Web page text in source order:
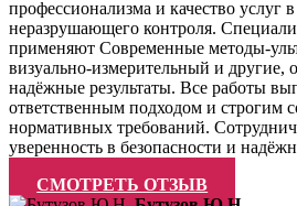
профессионализма и качество услуг
неразрушающего контроля.
применяют Современные методы-
визуально-измерительный и другие,
надёжные результаты. Все работы
ответственным подходом и строгим
нормативных требований.
уверенность в безопасности и
СМОТРЕТЬ ОТЗЫВ